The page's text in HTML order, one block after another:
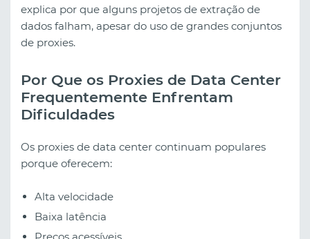
explica por que alguns projetos de extração de
dados falham, apesar do uso de grandes conjuntos
de proxies.
Por Que os Proxies de Data Center
Frequentemente Enfrentam
Dificuldades
Os proxies de data center continuam populares
porque oferecem:
Alta velocidade
Baixa latência